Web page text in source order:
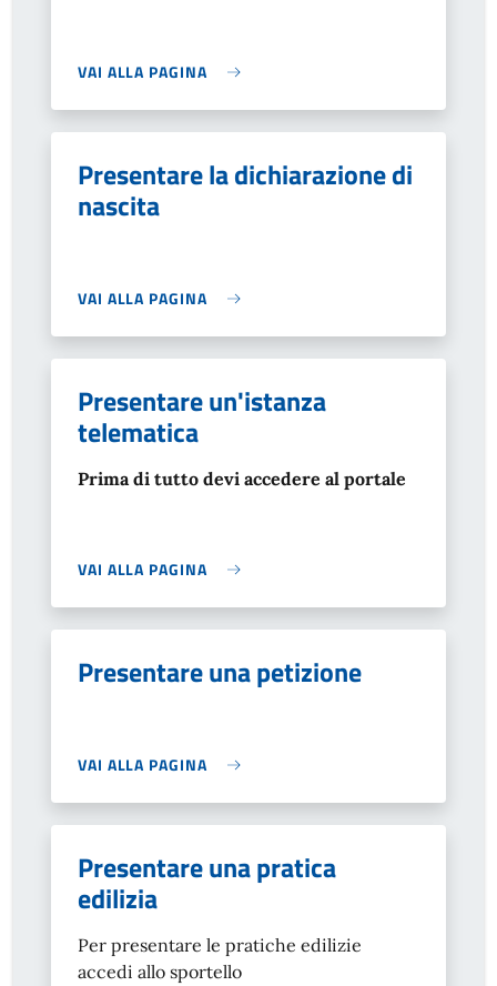
VAI ALLA PAGINA
Presentare la dichiarazione di
nascita
VAI ALLA PAGINA
Presentare un'istanza
telematica
Prima di tutto devi accedere al portale
VAI ALLA PAGINA
Presentare una petizione
VAI ALLA PAGINA
Presentare una pratica
edilizia
Per presentare le pratiche edilizie
accedi allo sportello